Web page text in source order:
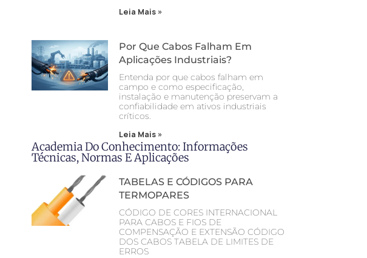
Leia Mais »
Por Que Cabos Falham Em
Aplicações Industriais?
Entenda por que cabos falham em
campo e como especificação,
instalação e manutenção preservam a
confiabilidade em ativos industriais
críticos.
Leia Mais »
Academia Do Conhecimento: Informações
Técnicas, Normas E Aplicações
TABELAS E CÓDIGOS PARA
TERMOPARES
CÓDIGO DE CORES INTERNACIONAL
PARA CABOS E FIOS DE
COMPENSAÇÃO E EXTENSÃO CÓDIGO
DOS CABOS TABELA DE LIMITES DE
ERROS